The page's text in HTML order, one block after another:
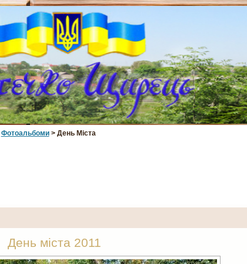
Фотоальбоми> День Міста
День міста 2011